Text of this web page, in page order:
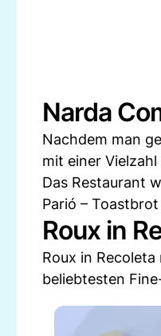
Narda
Nachdem man
mit einer
Das Restaurant
Parió –
Roux in
Roux in
beliebtesten